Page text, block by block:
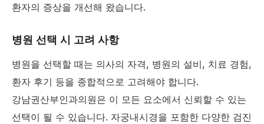
환자의 증상을 개선해 왔습니다.
병원 선택 시 고려 사항
병원을 선택할 때는 의사의 자격, 병원의 설비, 치료 경험,
환자 후기 등을 종합적으로 고려해야 합니다.
강남권산부인과의원은 이 모든 요소에서 신뢰할 수 있는
선택이 될 수 있습니다. 자궁내시경을 포함한 다양한 검진